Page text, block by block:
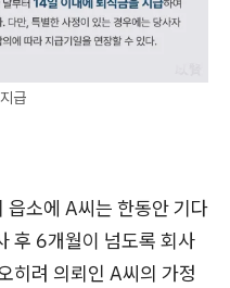
급
읍소에 A씨는 한동안 기다
후 6개월이 넘도록 회사
히려 의뢰인 A씨의 가정